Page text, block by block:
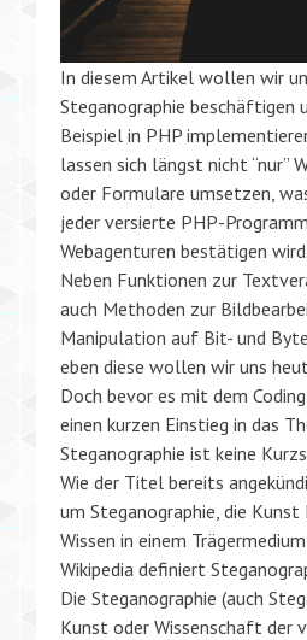
In diesem Artikel wollen wir
Steganographie beschäftigen
Beispiel in PHP
lassen sich längst nicht “nur”
oder Formulare umsetzen,
jeder versierte PHP-
Webagenturen bestätigen wird.
Neben Funktionen zur
auch Methoden zur
Manipulation auf Bit- und
eben diese wollen wir uns
Doch bevor es mit dem
einen kurzen Einstieg in das
Steganographie ist keine
Wie der Titel bereits
um Steganographie, die
Wissen in einem
Wikipedia definiert
Die Steganographie (auch
Kunst oder Wissenschaft der